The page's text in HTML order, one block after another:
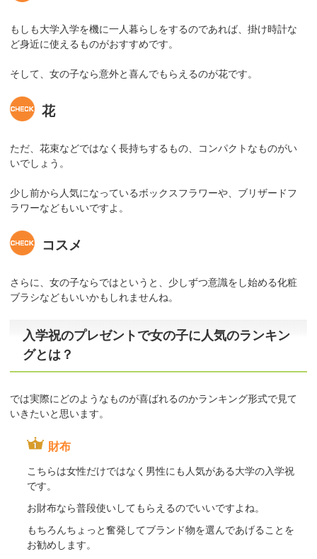
もしも大学入学を機に一人暮らしをするのであれば、掛け時計な
ど身近に使えるものがおすすめです。
そして、女の子なら意外と喜んでもらえるのが花です。
花
ただ、花束などではなく長持ちするもの、コンパクトなものがい
いでしょう。
少し前から人気になっているボックスフラワーや、ブリザードフ
ラワーなどもいいですよ。
コスメ
さらに、女の子ならではというと、少しずつ意識をし始める化粧
ブラシなどもいいかもしれませんね。
入学祝のプレゼントで女の子に人気のランキン
グとは？
では実際にどのようなものが喜ばれるのかランキング形式で見て
いきたいと思います。
財布
こちらは女性だけではなく男性にも人気がある大学の入学祝
です。
お財布なら普段使いしてもらえるのでいいですよね。
もちろんちょっと奮発してブランド物を選んであげることを
お勧めします。